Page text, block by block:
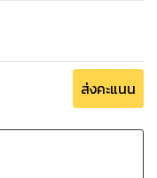
ส่งคะแนน